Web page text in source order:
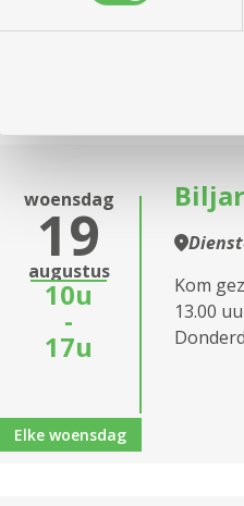
woensdag
19
augustus
10u
-
17u
Elke woensdag
Kom
13.00